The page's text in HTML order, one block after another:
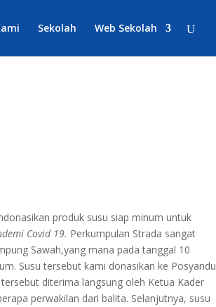
Sekolah Web Sekolah
produk susu siap minum untuk
Covid 19. Perkumpulan Strada sangat
Sawah,yang mana pada tanggal 10
Susu tersebut kami donasikan ke Posyandu
diterima langsung oleh Ketua Kader
perwakilan dari balita. Selanjutnya, susu